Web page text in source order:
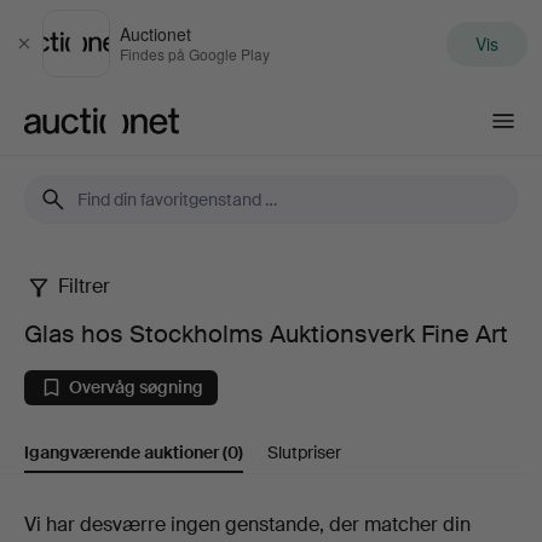
Luk
Auctionet
Findes på Google Play Vis
Glas
hos
Stockholms
Auktionsverk
Filtrer
Glas hos Stockholms Auktionsverk Fine Art
Overvåg søgning
Igangværende auktioner(0) Slutpriser
Igangværende
Vi har desværre ingen genstande, der matcher din